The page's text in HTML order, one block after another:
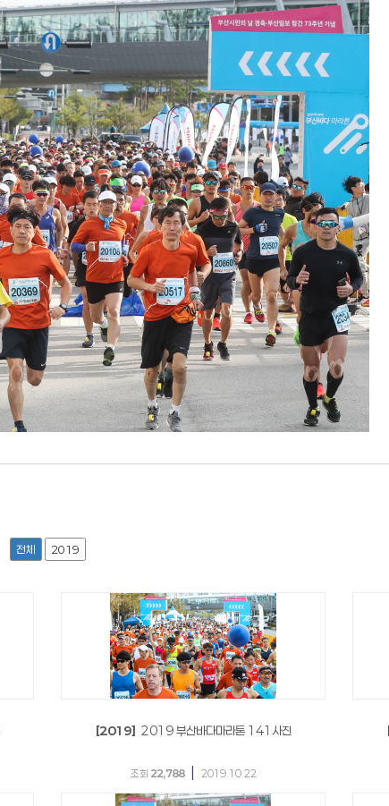
전체 2019
[2019] 2019 부산바다마라톤 141사진
조회 22,788 2019.10.22